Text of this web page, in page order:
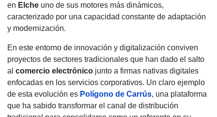
en Elche uno de sus motores más dinámicos,
caracterizado por una capacidad constante de adaptación
y modernización.
En este entorno de innovación y digitalización conviven
proyectos de sectores tradicionales que han dado el salto
al comercio electrónico junto a firmas nativas digitales
enfocadas en los servicios corporativos. Un claro ejemplo
de esta evolución es Polígono de Carrús, una plataforma
que ha sabido transformar el canal de distribución